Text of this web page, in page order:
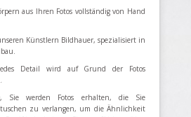
aus Ihren Fotos vollständig von Hand
Künstlern Bildhauer, spezialisiert in
Detail wird auf Grund der Fotos
Sie werden Fotos erhalten, die Sie
zu verlangen, um die Ähnlichkeit